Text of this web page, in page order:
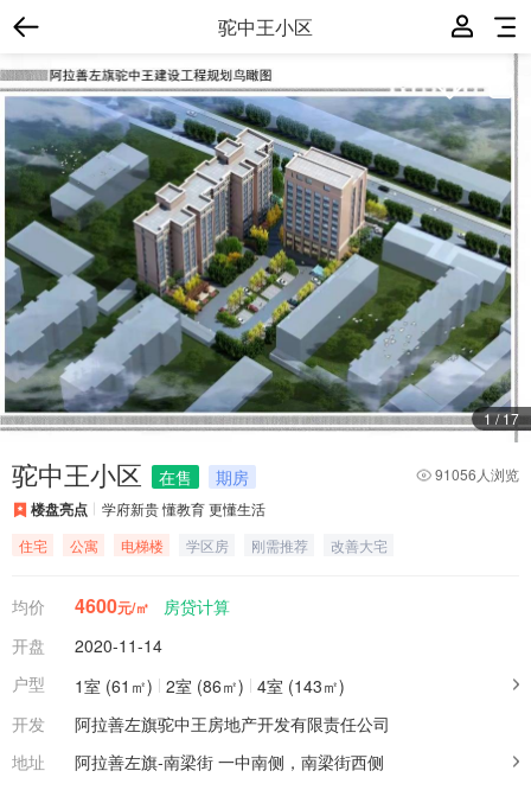
驼中王小区
1/17
驼中王小区 在售 期房 91056人浏览
楼盘亮点
学府新贵 懂教育 更懂生活
住宅
公寓 电梯楼 学区房 刚需推荐 改善大宅
均价 4600元/㎡
房贷计算
开盘
2020-11-14
户型
1室 (61㎡) 2室 (86㎡) 4室 (143㎡)
开发
阿拉善左旗驼中王房地产开发有限责任公司
地址
阿拉善左旗-南梁街 一中南侧，南梁街西侧